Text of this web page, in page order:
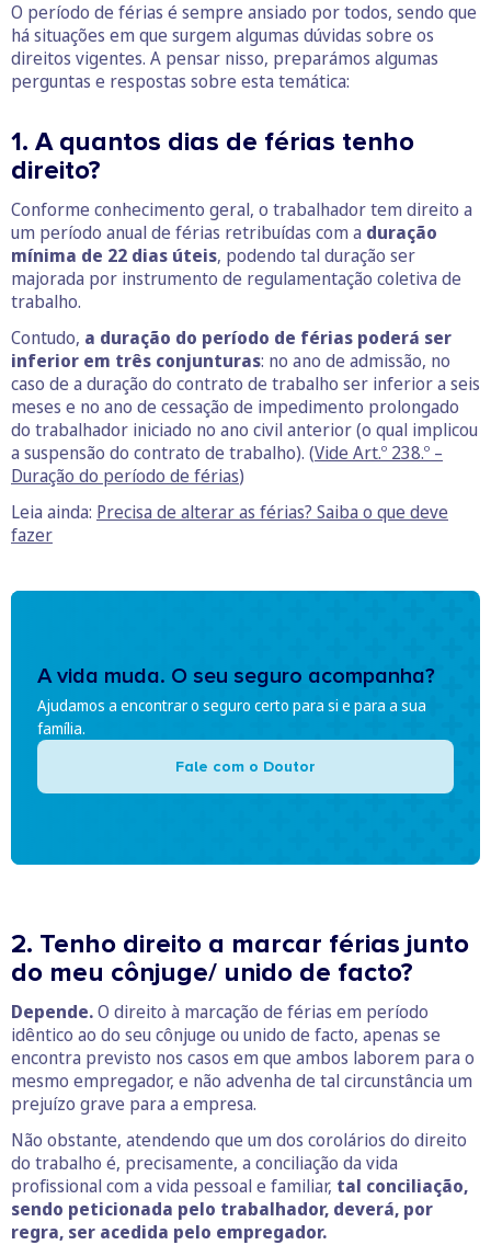
O período de férias é sempre ansiado por todos, sendo que
há situações em que surgem algumas dúvidas sobre os
direitos vigentes. A pensar nisso, preparámos algumas
perguntas e respostas sobre esta temática:
1. A quantos dias de férias tenho
direito?
Conforme conhecimento geral, o trabalhador tem direito a
um período anual de férias retribuídas com a duração
mínima de 22 dias úteis, podendo tal duração ser
majorada por instrumento de regulamentação coletiva de
trabalho.
Contudo, a duração do período de férias poderá ser
inferior em três conjunturas: no ano de admissão, no
caso de a duração do contrato de trabalho ser inferior a seis
meses e no ano de cessação de impedimento prolongado
do trabalhador iniciado no ano civil anterior (o qual implicou
a suspensão do contrato de trabalho). (Vide Art.º 238.º –
Duração do período de férias)
Leia ainda: Precisa de alterar as férias? Saiba o que deve
fazer
A vida muda. O seu seguro acompanha?
Ajudamos a encontrar o seguro certo para si e para a sua
família.
Fale com o Doutor
2. Tenho direito a marcar férias junto
do meu cônjuge/ unido de facto?
Depende.O direito à marcação de férias em período
idêntico ao do seu cônjuge ou unido de facto, apenas se
encontra previsto nos casos em que ambos laborem para o
mesmo empregador, e não advenha de tal circunstância um
prejuízo grave para a empresa.
Não obstante, atendendo que um dos corolários do direito
do trabalho é, precisamente, a conciliação da vida
profissional com a vida pessoal e familiar, tal conciliação,
sendo peticionada pelo trabalhador, deverá, por
regra, ser acedida pelo empregador.